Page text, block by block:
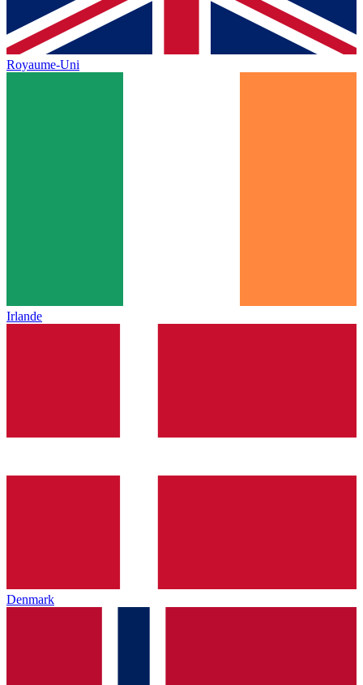
Royaume-Uni
Irlande
Denmark